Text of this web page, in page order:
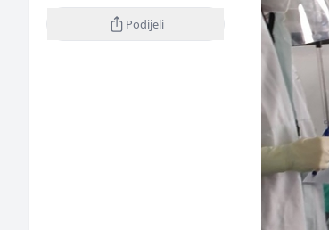
Podijeli